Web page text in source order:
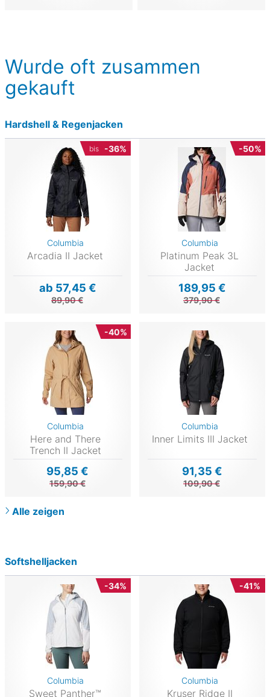
Wurde oft zusammen
gekauft
Hardshell & Regenjacken
bis -36%
Columbia
Arcadia II Jacket
ab 57,45 €
89,90 €
-50%
Columbia
Platinum Peak 3L
Jacket
189,95 €
379,90 €
-40%
Columbia
Here and There
Trench II Jacket
95,85 €
159,90 €
Columbia
Inner Limits III Jacket
91,35 €
109,90 €
Alle zeigen
Softshelljacken
-34%
Columbia
Sweet Panther™
-41%
Columbia
Kruser Ridge II